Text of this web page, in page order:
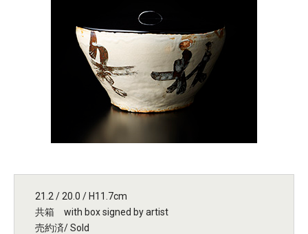
21.2 / 20.0 / H11.7cm
共箱 with box signed by artist
売約済/ Sold